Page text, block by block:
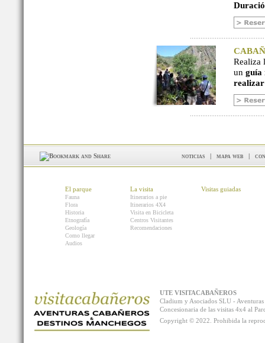
Realiza
un guía
noticias | mapa web |
El parque
Fauna
Flora
Historia
Etnografía
Geología
Como llegar
Audios
La visita
Itinerarios a pie
Itinerarios 4X4
Visita en Bicicleta
Centros Visitantes
Recomendaciones
Visitas guiadas
UTE VISITACABAÑEROS
Cladium y Asociados SLU -
Concesionaria de las visitas 4x4 al
Copyright © 2022. Prohibida la